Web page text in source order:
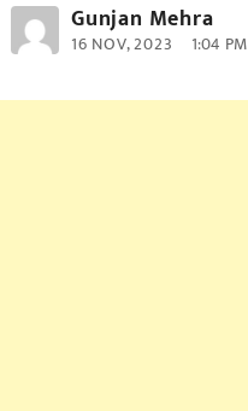
Gunjan Mehra
16 NOV, 2023 1:04 PM